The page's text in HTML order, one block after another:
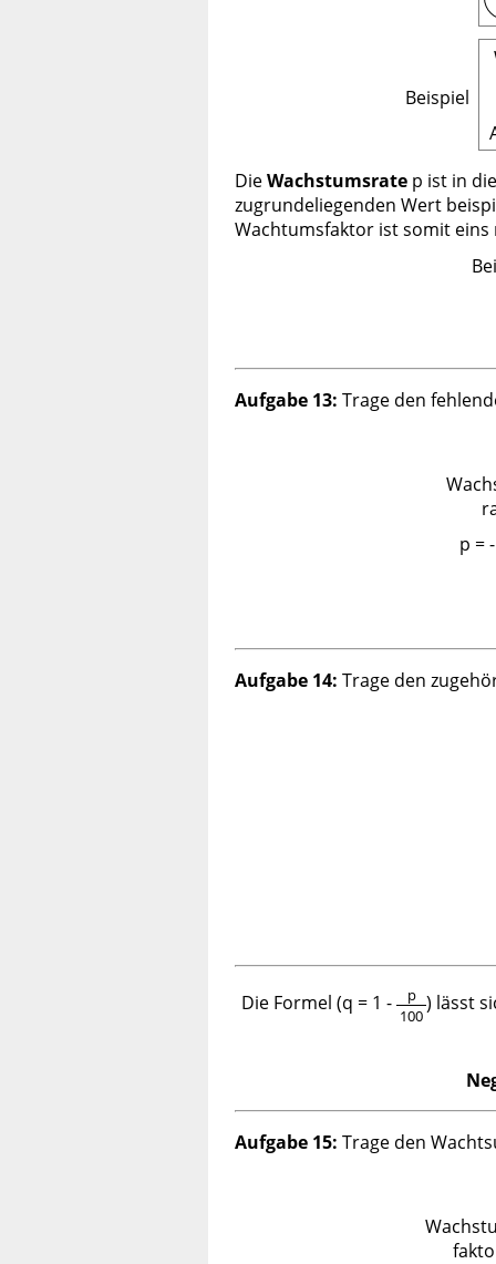
Beispiel
DieWachstumsrate p ist in
zugrundeliegenden Wert
Wachtumsfaktor ist somit eins
Aufgabe 13: Trage den
p =
Aufgabe 14: Trage den
Die Formel (q = 1 -
p
100
) lässt
Aufgabe 15: Trage den